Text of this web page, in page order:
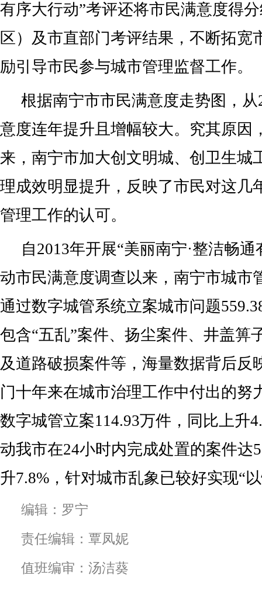
有序大行动”考评还将市民满意度得
区）及市直部门考评结果，不断拓宽
励引导市民参与城市管理监督工作。
根据南宁市市民满意度走势图，
意度连年提升且增幅较大。究其原因
来，南宁市加大创文明城、创卫生城
理成效明显提升，反映了市民对这几
管理工作的认可。
自2013年开展“美丽南宁·整洁畅
动市民满意度调查以来，南宁市城市
通过数字城管系统立案城市问题
包含“五乱”案件、扬尘案件、井盖箅
及道路破损案件等，海量数据背后反
门十年来在城市治理工作中付出的努
数字城管立案114.93万件，同比上升
动我市在24小时内完成处置的案件达
升7.8%，针对城市乱象已较好实现“
编辑：罗宁
责任编辑：覃凤妮
值班编审：汤洁葵